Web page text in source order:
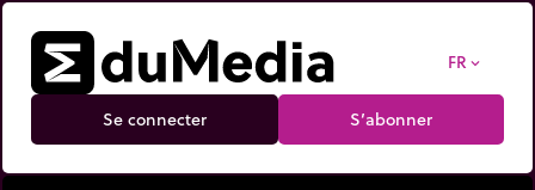
FR expand_more
Se connecter S’abonner